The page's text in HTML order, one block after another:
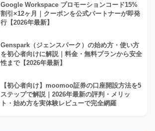
Google Workspace プロモーションコード15%
割引×12ヶ月｜クーポンを公式パートナーが即発
行【2026年最新】
Genspark（ジェンスパーク）の始め方・使い方
を初心者向けに解説｜料金・無料プランから安全
性まで【2026年最新】
【初心者向け】moomoo証券の口座開設方法を5
ステップで解説｜2026年最新の評判・メリッ
ト・始め方を実体験レビューで完全網羅